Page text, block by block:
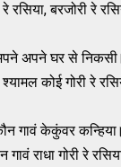
रे रसिया, बरजोरी रे
अपने घर से
कोई गोरी रे
गावं केकुंवर
गावं राधा गोरी रे